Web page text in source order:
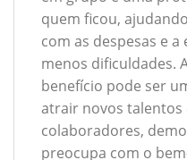
quem ficou,
com as despesas e
menos dificuldades.
benefício pode ser
atrair novos talentos
colaboradores,
preocupa com o